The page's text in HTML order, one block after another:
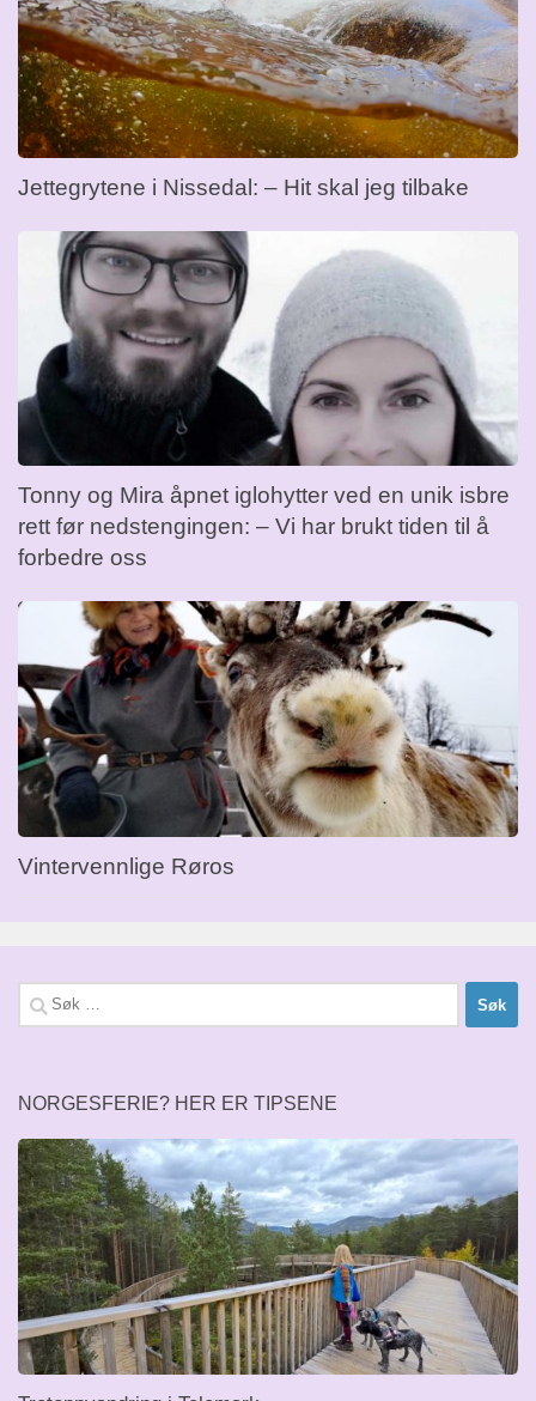
Jettegrytene i Nissedal: – Hit skal jeg tilbake
Tonny og Mira åpnet iglohytter ved en unik isbre
rett før nedstengingen: – Vi har brukt tiden til å
forbedre oss
Vintervennlige Røros
Søk
etter:
NORGESFERIE? HER ER TIPSENE